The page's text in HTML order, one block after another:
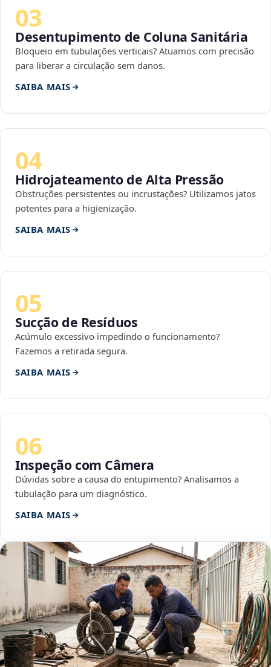
03
Desentupimento de Coluna Sanitária
Bloqueio em tubulações verticais? Atuamos com precisão
para liberar a circulação sem danos.
SAIBA MAIS
04
Hidrojateamento de Alta Pressão
Obstruções persistentes ou incrustações? Utilizamos jatos
potentes para a higienização.
SAIBA MAIS
05
Sucção de Resíduos
Acúmulo excessivo impedindo o funcionamento?
Fazemos a retirada segura.
SAIBA MAIS
06
Inspeção com Câmera
Dúvidas sobre a causa do entupimento? Analisamos a
tubulação para um diagnóstico.
SAIBA MAIS